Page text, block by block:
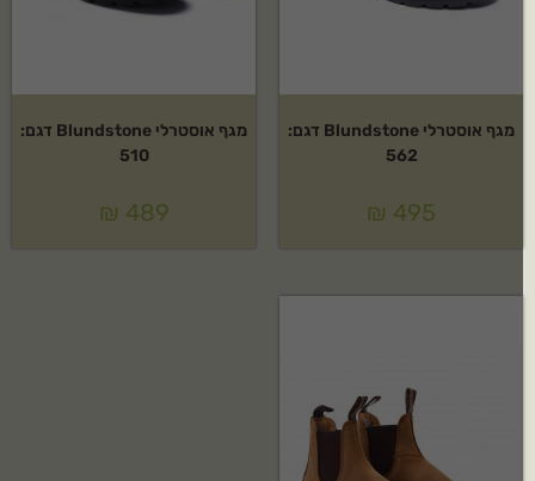
מגף אוסטרלי Blundstone דגם:
562
₪495
מגף אוסטרלי Blundstone דגם:
510
₪489